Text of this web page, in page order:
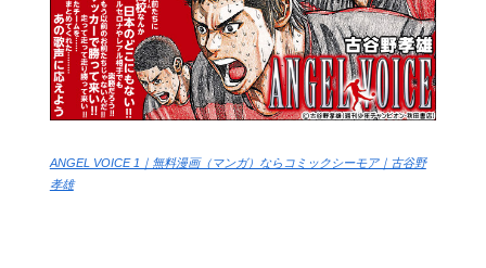
ANGEL VOICE 1｜無料漫画（マンガ）ならコミックシーモア｜古谷野
孝雄